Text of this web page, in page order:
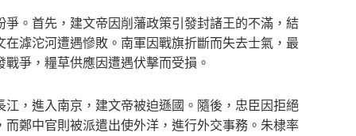
首先，建文帝因削藩政策引發封諸王的不滿，結
滹沱河遭遇慘敗。南軍因戰旗折斷而失去士氣，最
爭，糧草供應因遭遇伏擊而受損。
進入南京，建文帝被迫遜國。隨後，忠臣因拒絕
鄭中官則被派遣出使外洋，進行外交事務。朱棣率